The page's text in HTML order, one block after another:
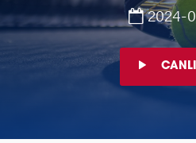
2024-
CANLI